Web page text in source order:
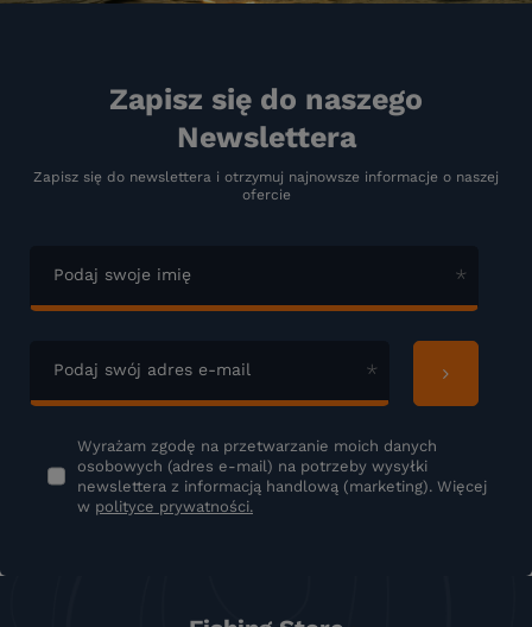
Zapisz się do naszego
Newslettera
Zapisz się do newslettera i otrzymuj najnowsze informacje o naszej
ofercie
Podaj swoje imię
Podaj swój adres e-mail
Wyrażam zgodę na przetwarzanie moich danych
osobowych (adres e-mail) na potrzeby wysyłki
newslettera z informacją handlową (marketing). Więcej
w polityce prywatności.